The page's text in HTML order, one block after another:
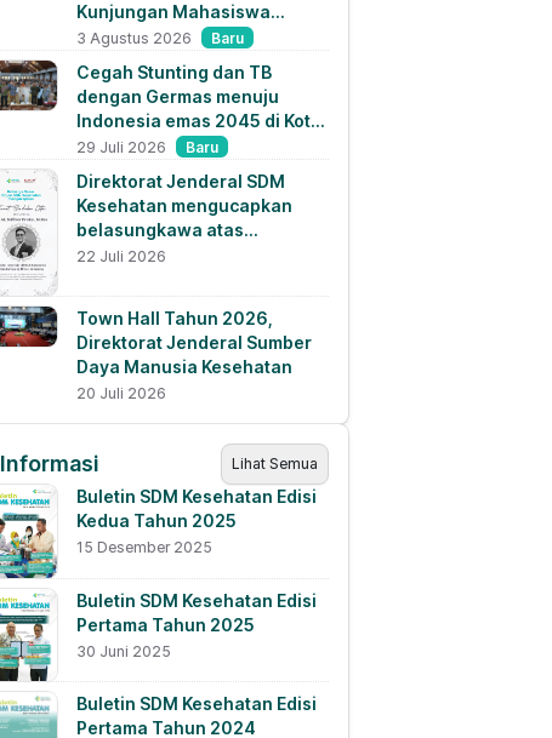
Kunjungan Mahasiswa
Pascasarjana Universitas
Strada Indonesia 2026
3 Agustus 2026 Baru
Cegah Stunting dan TB
dengan Germas menuju
Indonesia emas 2045 di Kota
Malang
29 Juli 2026 Baru
Direktorat Jenderal SDM
Kesehatan mengucapkan
belasungkawa atas
berpulangnya dr. M. Zulfikar
22 Juli 2026
Town Hall Tahun 2026,
Direktorat Jenderal Sumber
Daya Manusia Kesehatan
20 Juli 2026
Informasi Lihat Semua
Buletin SDM Kesehatan Edisi
Kedua Tahun 2025
15 Desember 2025
Buletin SDM Kesehatan Edisi
Pertama Tahun 2025
30 Juni 2025
Buletin SDM Kesehatan Edisi
Pertama Tahun 2024